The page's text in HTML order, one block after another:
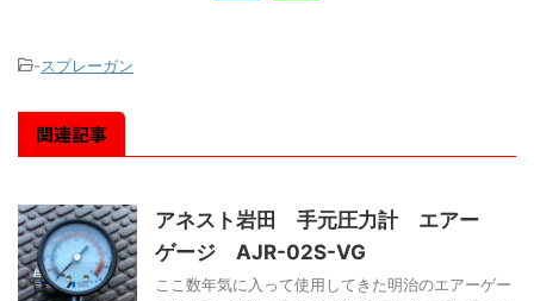
-スプレーガン
関連記事
アネスト岩田 手元圧力計 エアー
ゲージ AJR-02S-VG
ここ数年気に入って使用してきた明治のエアーゲー